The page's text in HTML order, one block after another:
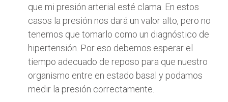
que mi presión arterial esté clama. En estos
casos la presión nos dará un valor alto, pero no
tenemos que tomarlo como un diagnóstico de
hipertensión. Por eso debemos esperar el
tiempo adecuado de reposo para que nuestro
organismo entre en estado basal y podamos
medir la presión correctamente.